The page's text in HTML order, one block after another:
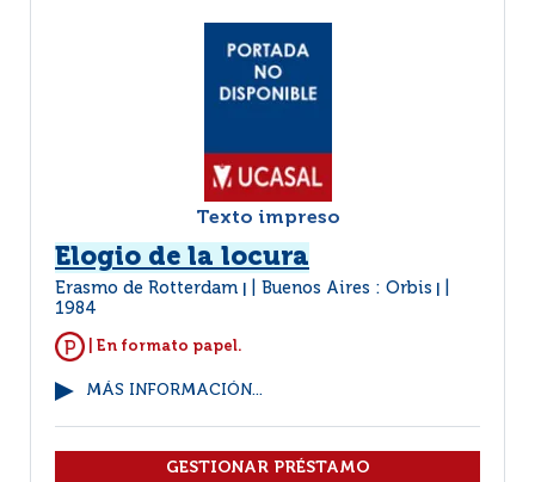
Texto impreso
Elogio de la locura
Erasmo de Rotterdam Buenos Aires : Orbis
1984
| En formato papel.
MÁS INFORMACIÓN...